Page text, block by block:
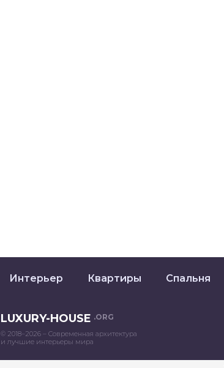
Интерьер Квартиры Спальня
LUXURY-HOUSE .ORG
© 2018–2026 – Современная архитектура
и лучшие интерьеры мира